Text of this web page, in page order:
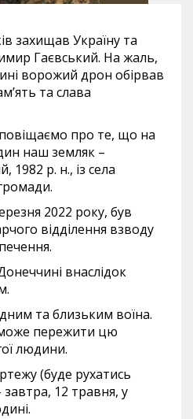
захищав Україну та
Гаєвський. На жаль,
ворожий дрон обірвав
та слава
про те, що на
наш земляк –
1982 р. н., із села
2022 року, був
відділення взводу
внаслідок
та близьким воїна.
пережити цю
людини.
(буде рухатись
завтра, 12 травня, у